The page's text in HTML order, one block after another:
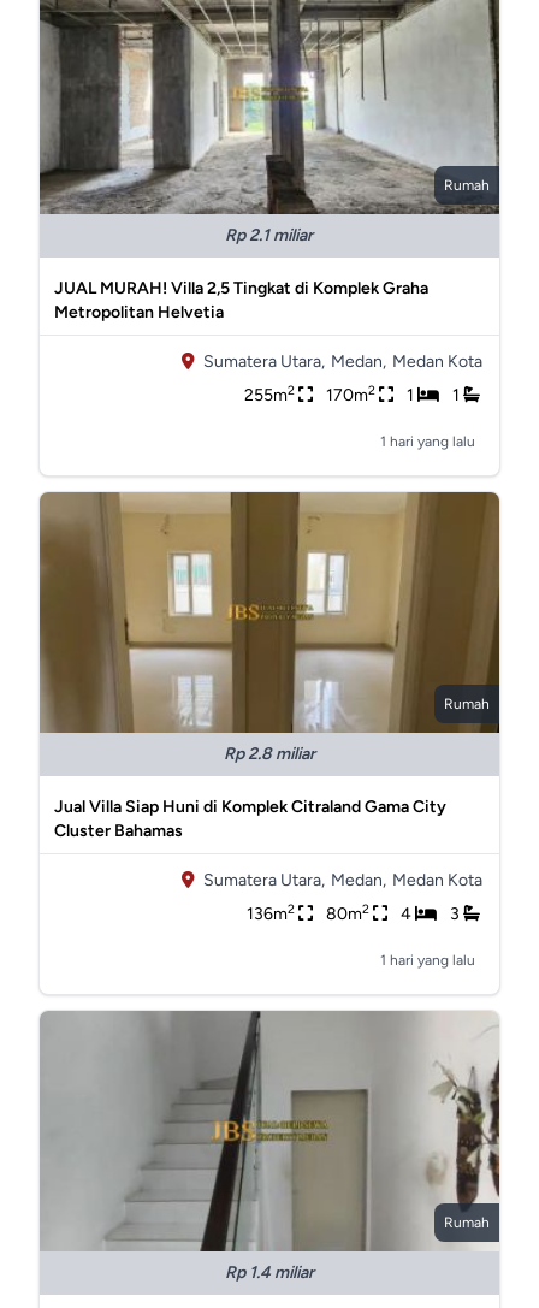
Rumah
Rp 2.1 miliar
JUAL MURAH! Villa 2,5 Tingkat di Komplek Graha
Metropolitan Helvetia
Sumatera Utara, Medan, Medan Kota
255m2 170m2 1 1
1 hari yang lalu
Rumah
Rp 2.8 miliar
Jual Villa Siap Huni di Komplek Citraland Gama City
Cluster Bahamas
Sumatera Utara, Medan, Medan Kota
136m2 80m2 4 3
1 hari yang lalu
Rumah
Rp 1.4 miliar